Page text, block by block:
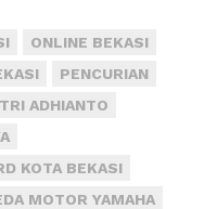
ONLINE BEKASI
PENCURIAN
TRI ADHIANTO
KOTA BEKASI
MOTOR YAMAHA